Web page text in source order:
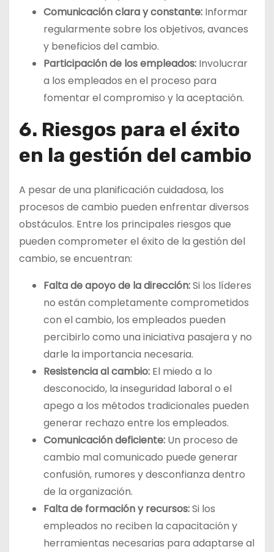
Comunicación clara y constante: Informar
regularmente sobre los objetivos, avances
y beneficios del cambio.
Participación de los empleados: Involucrar
a los empleados en el proceso para
fomentar el compromiso y la aceptación.
6. Riesgos para el éxito
en la gestión del cambio
A pesar de una planificación cuidadosa, los
procesos de cambio pueden enfrentar diversos
obstáculos. Entre los principales riesgos que
pueden comprometer el éxito de la gestión del
cambio, se encuentran:
Falta de apoyo de la dirección:Si los líderes
no están completamente comprometidos
con el cambio, los empleados pueden
percibirlo como una iniciativa pasajera y no
darle la importancia necesaria.
Resistencia al cambio: El miedo a lo
desconocido, la inseguridad laboral o el
apego a los métodos tradicionales pueden
generar rechazo entre los empleados.
Comunicación deficiente: Un proceso de
cambio mal comunicado puede generar
confusión, rumores y desconfianza dentro
de la organización.
Falta de formación y recursos:Si los
empleados no reciben la capacitación y
herramientas necesarias para adaptarse al